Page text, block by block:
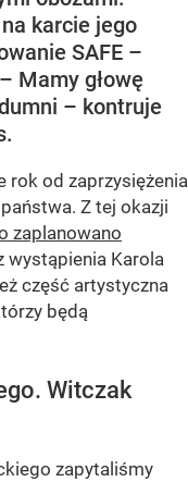
karcie jego
SAFE –
Mamy głowę
– kontruje
rok od zaprzysiężenia
Z tej okazji
zaplanowano
wystąpienia Karola
część artystyczna
będą
Witczak
zapytaliśmy